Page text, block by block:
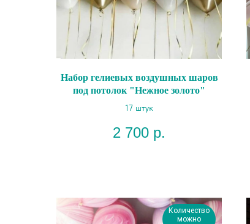
Набор гелиевых воздушных шаров
под потолок "Нежное золото"
17 штук
2 700 р.
Количество
можно